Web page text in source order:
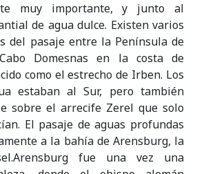
muy importante, y junto al
de agua dulce. Existen varios
del pasaje entre la Península de
Domesnas en la costa de
como el estrecho de Irben. Los
estaban al Sur, pero también
sobre el arrecife Zerel que solo
El pasaje de aguas profundas
a la bahía de Arensburg, la
fue una vez una